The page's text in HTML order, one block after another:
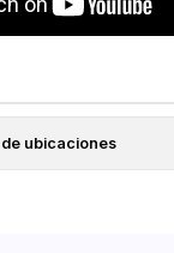
ubicaciones